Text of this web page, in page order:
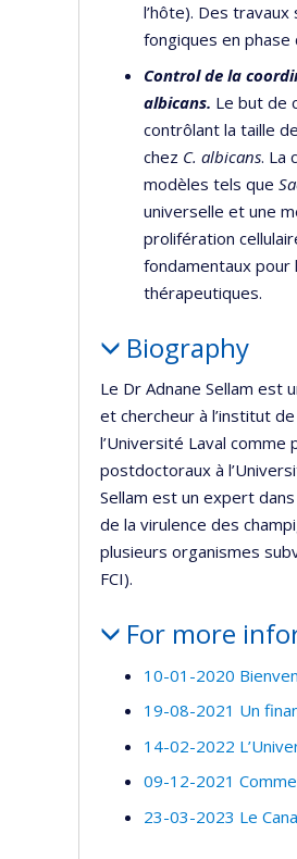
l’hôte). Des
fongiques en phase
Control de la
albicans. Le but de
contrôlant la taille
chez C. albicans. La
modèles tels que
universelle et une
prolifération
fondamentaux pour
thérapeutiques.
Biography
Le Dr Adnane Sellam
et chercheur à l’institut
l’Université Laval
postdoctoraux à
Sellam est un expert
de la virulence des
plusieurs organismes
FCI).
For more
10-01-2020
19-08-2021 Un
14-02-2022
09-12-2021
23-03-2023 Le